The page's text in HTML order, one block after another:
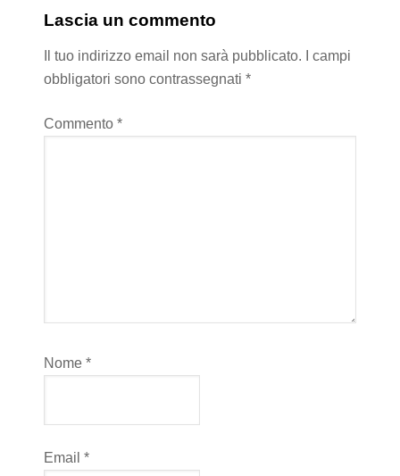
Lascia un commento
Il tuo indirizzo email non sarà pubblicato.
I campi
obbligatori sono contrassegnati *
Commento *
Nome *
Email *